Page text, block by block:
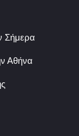
Σήμερα
Αθήνα